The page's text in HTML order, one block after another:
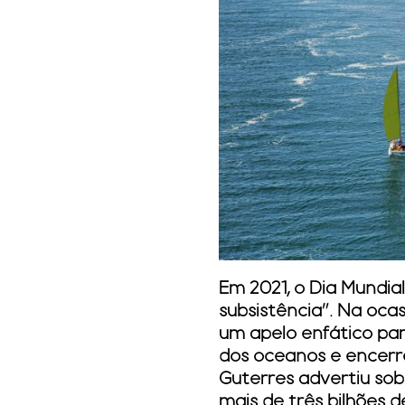
Em 2021, o Dia
subsistência”. Na
um apelo enfático
dos oceanos e
Guterres advertiu